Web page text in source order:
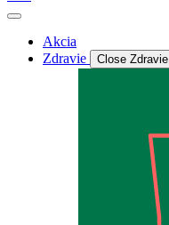
Akcia
Zdravie
Close Zdravie